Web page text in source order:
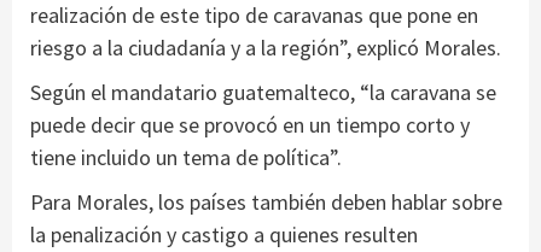
realización de este tipo de caravanas que pone en
riesgo a la ciudadanía y a la región”, explicó Morales.
Según el mandatario guatemalteco, “la caravana se
puede decir que se provocó en un tiempo corto y
tiene incluido un tema de política”.
Para Morales, los países también deben hablar sobre
la penalización y castigo a quienes resulten